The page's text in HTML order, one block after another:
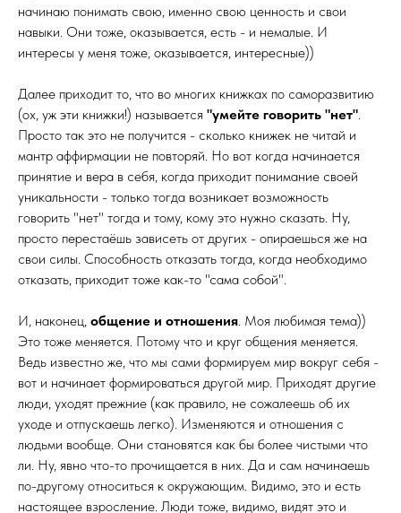
начинаю понимать свою, именно свою ценность и свои
навыки. Они тоже, оказывается, есть - и немалые. И
интересы у меня тоже, оказывается, интересные))
Далее приходит то, что во многих книжках по саморазвитию
(ох, уж эти книжки!) называется "умейте говорить "нет".
Просто так это не получится - сколько книжек не читай и
мантр аффирмации не повторяй. Но вот когда начинается
принятие и вера в себя, когда приходит понимание своей
уникальности - только тогда возникает возможность
говорить "нет" тогда и тому, кому это нужно сказать. Ну,
просто перестаёшь зависеть от других - опираешься же на
свои силы. Способность отказать тогда, когда необходимо
отказать, приходит тоже как-то "сама собой".
И, наконец, общение и отношения. Моя любимая тема))
Это тоже меняется. Потому что и круг общения меняется.
Ведь известно же, что мы сами формируем мир вокруг себя -
вот и начинает формироваться другой мир. Приходят другие
люди, уходят прежние (как правило, не сожалеешь об их
уходе и отпускаешь легко). Изменяются и отношения с
людьми вообще. Они становятся как бы более чистыми что
ли. Ну, явно что-то прочищается в них. Да и сам начинаешь
по-другому относиться к окружающим. Видимо, это и есть
настоящее взросление. Люди тоже, видимо, видят это и